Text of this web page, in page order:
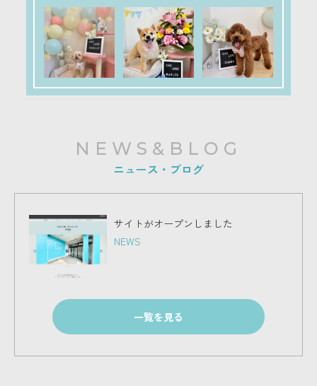
NEWS&BLOG
ニュース・ブログ
サイトがオープンしました
NEWS
一覧を見る